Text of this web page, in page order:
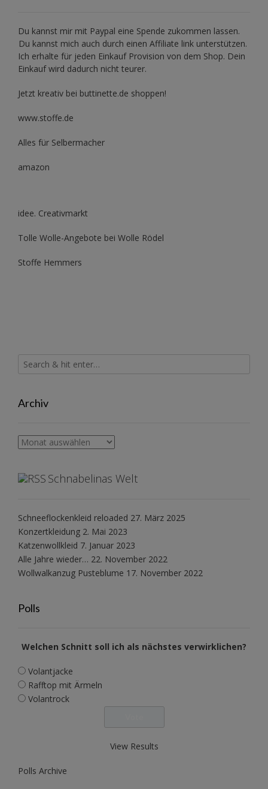
Du kannst mir mit Paypal eine Spende zukommen lassen.
Du kannst mich auch durch einen Affiliate link unterstützen.
Ich erhalte für jeden Einkauf Provision von dem Shop. Dein
Einkauf wird dadurch nicht teurer.
Jetzt kreativ bei buttinette.de shoppen!
www.stoffe.de
Alles für Selbermacher
amazon
idee. Creativmarkt
Tolle Wolle-Angebote bei Wolle Rödel
Stoffe Hemmers
Archiv
Archiv
Schnabelinas Welt
Schneeflockenkleid reloaded 27. März 2025
Konzertkleidung 2. Mai 2023
Katzenwollkleid 7. Januar 2023
Alle Jahre wieder… 22. November 2022
Wollwalkanzug Pusteblume 17. November 2022
Polls
Welchen Schnitt soll ich als nächstes verwirklichen?
Volantjacke
Rafftop mit Ärmeln
Volantrock
View Results
Polls Archive